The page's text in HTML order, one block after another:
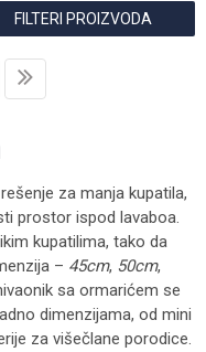
FILTERI PROIZVODA
za manja kupatila,
prostor ispod lavaboa.
kupatilima, tako da
– 45cm, 50cm,
sa ormarićem se
dimenzijama, od mini
za višečlane porodice.